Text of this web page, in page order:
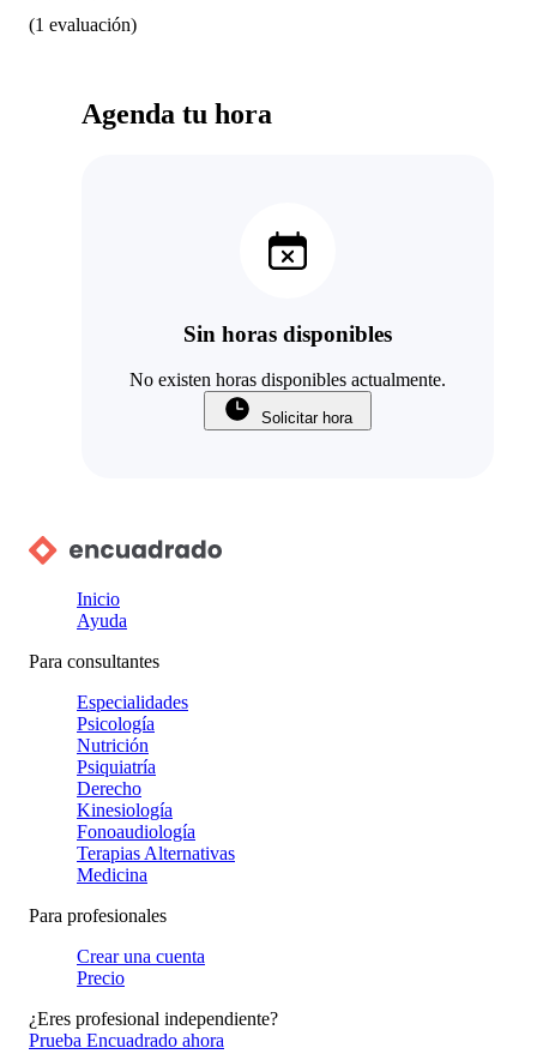
(1 evaluación)
Agenda tu hora
Sin horas disponibles
No existen horas disponibles actualmente.
Solicitar hora
Inicio
Ayuda
Para consultantes
Especialidades
Psicología
Nutrición
Psiquiatría
Derecho
Kinesiología
Fonoaudiología
Terapias Alternativas
Medicina
Para profesionales
Crear una cuenta
Precio
¿Eres profesional independiente?
Prueba Encuadrado ahora